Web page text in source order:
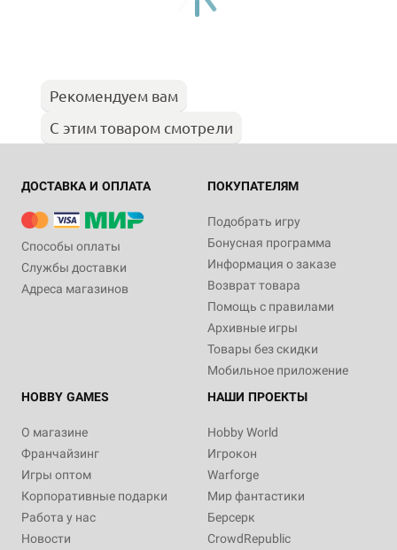
Рекомендуем вам
С этим товаром смотрели
ДОСТАВКА И ОПЛАТА
Способы оплаты
Службы доставки
Адреса магазинов
ПОКУПАТЕЛЯМ
Подобрать игру
Бонусная программа
Информация о заказе
Возврат товара
Помощь с правилами
Архивные игры
Товары без скидки
Мобильное приложение
HOBBY GAMES
О магазине
Франчайзинг
Игры оптом
Корпоративные подарки
Работа у нас
Новости
НАШИ ПРОЕКТЫ
Hobby World
Игрокон
Warforge
Мир фантастики
Берсерк
CrowdRepublic